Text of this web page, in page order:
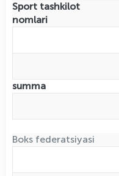
Sport tashkilot
nomlari
summa
Boks federatsiyasi